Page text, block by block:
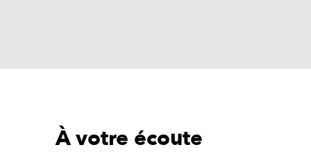
À votre écoute